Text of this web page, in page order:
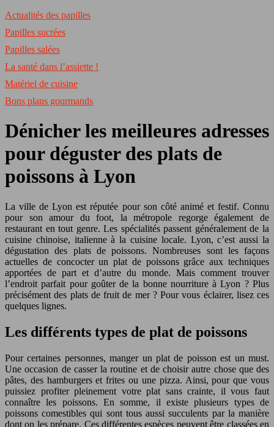
Actualités des papilles
Papilles sucrées
Papilles salées
La santé dans l’assiette !
Matériel de cuisine
Bons plans gourmands
Dénicher les meilleures adresses
pour déguster des plats de
poissons à Lyon
La ville de Lyon est réputée pour son côté animé et festif. Connu
pour son amour du foot, la métropole regorge également de
restaurant en tout genre. Les spécialités passent généralement de la
cuisine chinoise, italienne à la cuisine locale. Lyon, c’est aussi la
dégustation des plats de poissons. Nombreuses sont les façons
actuelles de concocter un plat de poissons grâce aux techniques
apportées de part et d’autre du monde. Mais comment trouver
l’endroit parfait pour goûter de la bonne nourriture à Lyon ? Plus
précisément des plats de fruit de mer ? Pour vous éclairer, lisez ces
quelques lignes.
Les différents types de plat de poissons
Pour certaines personnes, manger un plat de poisson est un must.
Une occasion de casser la routine et de choisir autre chose que des
pâtes, des hamburgers et frites ou une pizza. Ainsi, pour que vous
puissiez profiter pleinement votre plat sans crainte, il vous faut
connaître les poissons. En somme, il existe plusieurs types de
poissons comestibles qui sont tous aussi succulents par la manière
dont on les prépare. Ces différentes espèces peuvent être classées en